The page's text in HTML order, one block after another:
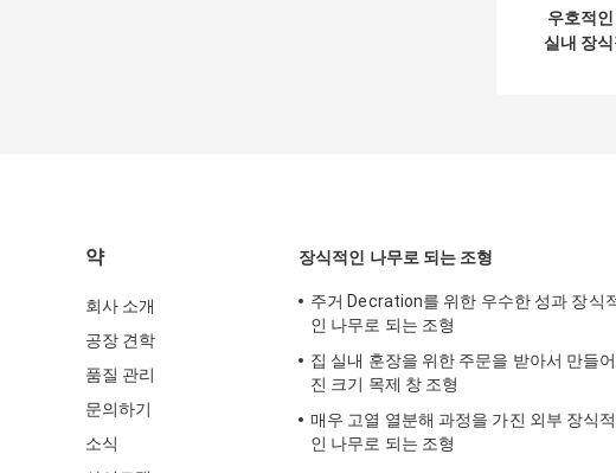
우호적
실내 장
약
회사 소개
공장 견학
품질 관리
문의하기
소식
장식적인 나무로 되는 조형
주거 Decration를 위한 우수한 성과 장식
인 나무로 되는 조형
집 실내 훈장을 위한 주문을 받아서 만들어
진 크기 목제 창 조형
매우 고열 열분해 과정을 가진 외부 장식적
인 나무로 되는 조형